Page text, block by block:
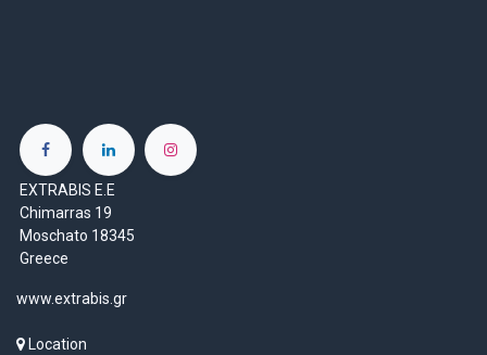
EXTRABIS E.E
Chimarras 19
Moschato 18345
Greece
www.extrabis.gr
Location